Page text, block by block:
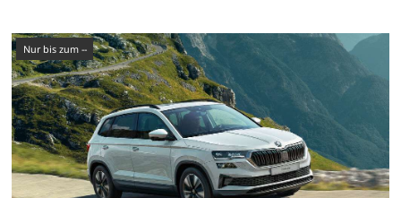
nur bis zum --